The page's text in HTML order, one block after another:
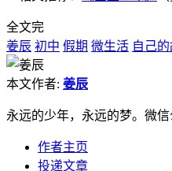
全文完
姜辰 初中 假期 微生活 自己
本文作者: 姜辰
永远的少年，永远的梦。微
作者主页
投递文章